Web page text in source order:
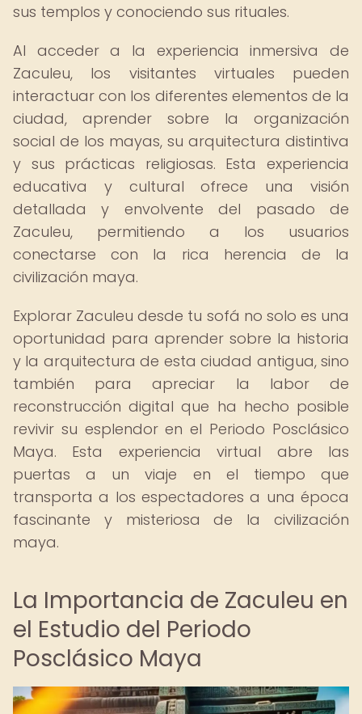
sus templos y conociendo sus rituales.
Al acceder a la experiencia inmersiva de
Zaculeu, los visitantes virtuales pueden
interactuar con los diferentes elementos de la
ciudad, aprender sobre la organización
social de los mayas, su arquitectura distintiva
y sus prácticas religiosas. Esta experiencia
educativa y cultural ofrece una visión
detallada y envolvente del pasado de
Zaculeu, permitiendo a los usuarios
conectarse con la rica herencia de la
civilización maya.
Explorar Zaculeu desde tu sofá no solo es una
oportunidad para aprender sobre la historia
y la arquitectura de esta ciudad antigua, sino
también para apreciar la labor de
reconstrucción digital que ha hecho posible
revivir su esplendor en el Periodo Posclásico
Maya. Esta experiencia virtual abre las
puertas a un viaje en el tiempo que
transporta a los espectadores a una época
fascinante y misteriosa de la civilización
maya.
La Importancia de Zaculeu en
el Estudio del Periodo
Posclásico Maya